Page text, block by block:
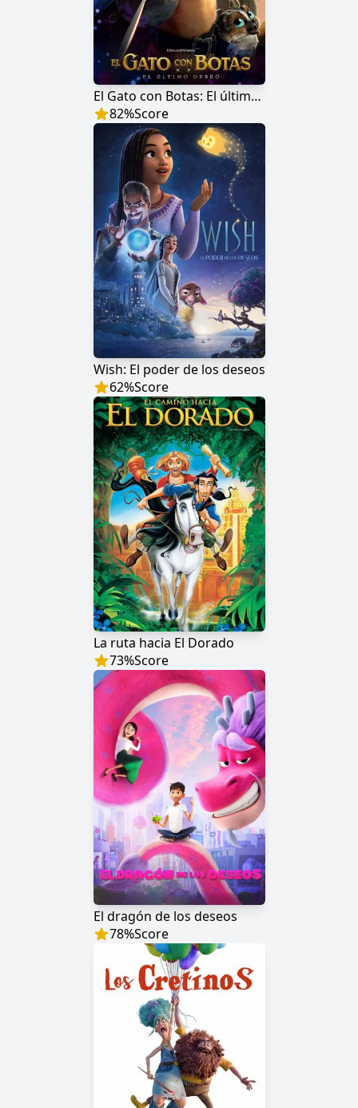
El Gato con Botas: El último deseo
82%Score
Wish: El poder de los deseos
62%Score
La ruta hacia El Dorado
73%Score
El dragón de los deseos
78%Score